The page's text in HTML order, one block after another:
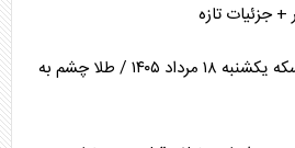
+ جزئیات تازه
پیش بینی قیمت طلا و سکه یکشنبه ۱۸ مرداد ۱۴۰۵ / طلا چشم به